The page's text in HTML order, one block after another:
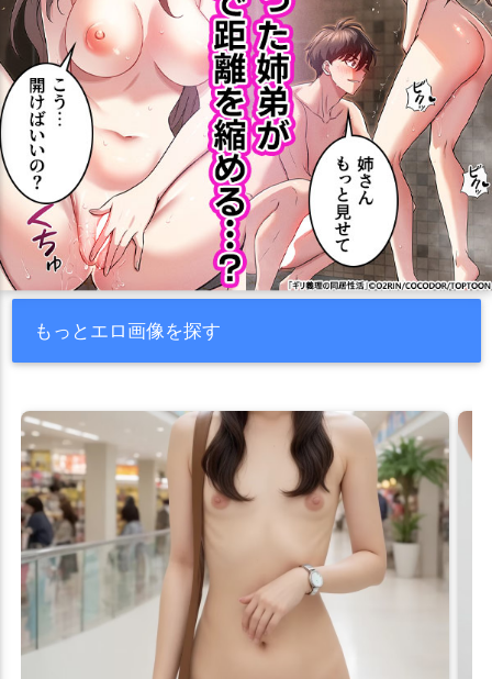
もっとエロ画像を探す